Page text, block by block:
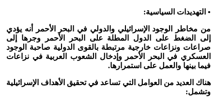
• التهديدات السياسية:
من مخاطر الوجود الإسرائيلي والدولي في البحر الأحمر أنه يؤدي
إلى الضغط على الدول المطلة على البحر الأحمر وجرها إلى
صراعات ونزاعات خارجية مرتبطة بالقوى الدولية صاحبة الوجود
العسكري في البحر الأحمر وإدخال الشعوب العربية في نزاعات
فيما بينها والعمل على استمرارها.
هناك العديد من العوامل التي تساعد في تحقيق الأهداف الإسرائيلية
وتشمل: